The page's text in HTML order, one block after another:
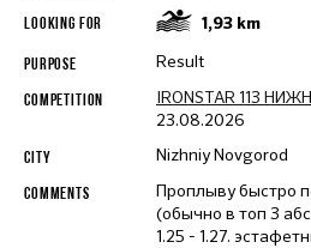
1,93 km
Result
IRONSTAR 113
23.08.2026
Nizhniy Novgorod
Проплыву быстро
(обычно в топ 3
1.25 - 1.27.